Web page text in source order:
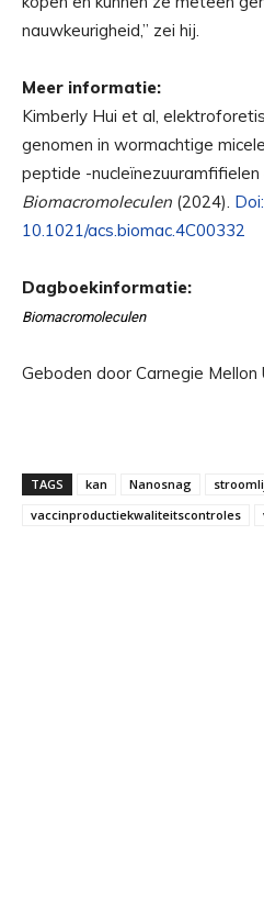
nauwkeurigheid,” zei hij.
Meer informatie:
Kimberly Hui et al,
genomen in wormachtige
peptide -
Biomacromoleculen (2024). Doi:
10.1021/acs.biomac.4C00332
Dagboekinformatie:
Biomacromoleculen
Geboden door Carnegie Mellon
TAGS kan Nanosnag
vaccinproductiekwaliteitscontroles